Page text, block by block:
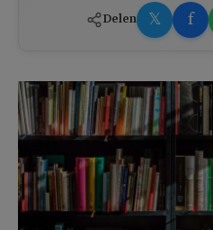
Delen 𝕏 f